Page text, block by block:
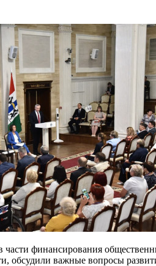
финансирования
обсудили важные вопросы